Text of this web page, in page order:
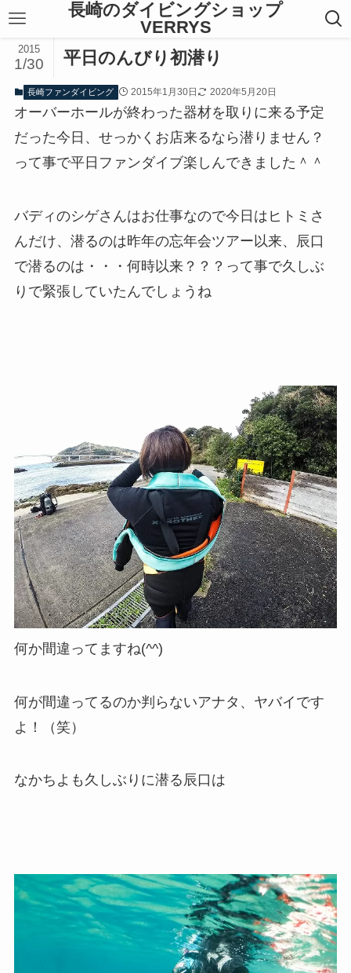
長崎のダイビングショップ
VERRYS
平日のんびり初潜り
2015
1/30
長崎ファンダイビング 2015年1月30日 2020年5月20日
オーバーホールが終わった器材を取りに来る予定
だった今日、せっかくお店来るなら潜りません？
って事で平日ファンダイブ楽しんできました＾＾
バディのシゲさんはお仕事なので今日はヒトミさ
んだけ、潜るのは昨年の忘年会ツアー以来、辰口
で潜るのは・・・何時以来？？？って事で久しぶ
りで緊張していたんでしょうね
何か間違ってますね(^^)
何が間違ってるのか判らないアナタ、ヤバイです
よ！（笑）
なかちよも久しぶりに潜る辰口は